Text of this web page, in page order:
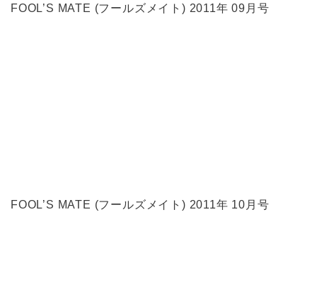
FOOL’S MATE (フールズメイト) 2011年 09月号
FOOL’S MATE (フールズメイト) 2011年 10月号